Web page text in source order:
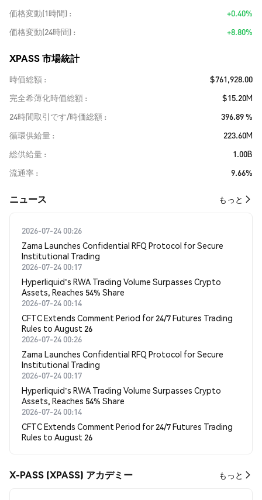
価格変動(1時間)
+0.40%
価格変動(24時間)
+8.80%
XPASS 市場統計
時価総額
$761,928.00
完全希薄化時価総額
$15.20M
24時間取引です/時価総額
396.89 %
循環供給量
223.60M
総供給量
1.00B
流通率
9.66%
​​ニュース​​ もっと
2026-07-24 00:26
Zama Launches Confidential RFQ Protocol for Secure
Institutional Trading
2026-07-24 00:17
Hyperliquid's RWA Trading Volume Surpasses Crypto
Assets, Reaches 54% Share
2026-07-24 00:14
CFTC Extends Comment Period for 24/7 Futures Trading
Rules to August 26
2026-07-24 00:26
Zama Launches Confidential RFQ Protocol for Secure
Institutional Trading
2026-07-24 00:17
Hyperliquid's RWA Trading Volume Surpasses Crypto
Assets, Reaches 54% Share
2026-07-24 00:14
CFTC Extends Comment Period for 24/7 Futures Trading
Rules to August 26
X-PASS (XPASS) アカデミー もっと